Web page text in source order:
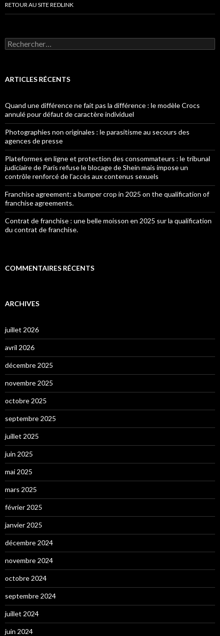
RETOUR AU SITE REDLINK
Rechercher :
ARTICLES RÉCENTS
Quand une différence ne fait pas la différence : le modèle Crocs
annulé pour défaut de caractère individuel
Photographies non originales : le parasitisme au secours des
agences de presse
Plateformes en ligne et protection des consommateurs : le tribunal
judiciaire de Paris refuse le blocage de Shein mais impose un
contrôle renforcé de l’accès aux contenus sexuels
Franchise agreement: a bumper crop in 2025 on the qualification of
franchise agreements.
Contrat de franchise : une belle moisson en 2025 sur la qualification
du contrat de franchise.
COMMENTAIRES RÉCENTS
ARCHIVES
juillet 2026
avril 2026
décembre 2025
novembre 2025
octobre 2025
septembre 2025
juillet 2025
juin 2025
mai 2025
mars 2025
février 2025
janvier 2025
décembre 2024
novembre 2024
octobre 2024
septembre 2024
juillet 2024
juin 2024